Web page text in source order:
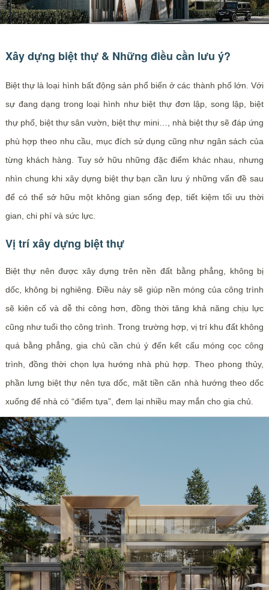
Xây dựng biệt thự & Những điều cần lưu ý?
Biệt thự là loại hình bất động sản phổ biến ở các thành phố lớn. Với
sự đang dạng trong loại hình như biệt thự đơn lập, song lập, biệt
thự phố, biệt thự sân vườn, biệt thự mini…, nhà biệt thự sẽ đáp ứng
phù hợp theo nhu cầu, mục đích sử dụng cũng như ngân sách của
từng khách hàng. Tuy sở hữu những đặc điểm khác nhau, nhưng
nhìn chung khi xây dựng biệt thự bạn cần lưu ý những vấn đề sau
để có thể sở hữu một không gian sống đẹp, tiết kiệm tối ưu thời
gian, chi phí và sức lực.
Vị trí xây dựng biệt thự
Biệt thự nên được xây dựng trên nền đất bằng phẳng, không bị
dốc, không bị nghiêng. Điều này sẽ giúp nền móng của công trình
sẽ kiên cố và dễ thi công hơn, đồng thời tăng khả năng chịu lực
cũng như tuổi thọ công trình. Trong trường hợp, vị trí khu đất không
quá bằng phẳng, gia chủ cần chú ý đến kết cấu móng cọc công
trình, đồng thời chọn lựa hướng nhà phù hợp. Theo phong thủy,
phần lưng biệt thự nên tựa dốc, mặt tiền căn nhà hướng theo dốc
xuống để nhà có “điểm tựa”, đem lại nhiều may mắn cho gia chủ.